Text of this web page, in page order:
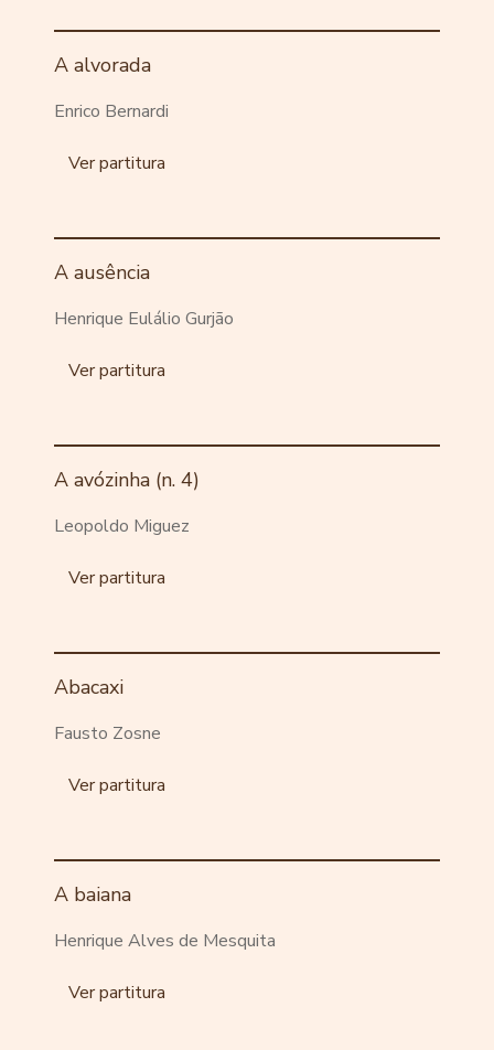
A alvorada
Enrico Bernardi
Ver partitura
A ausência
Henrique Eulálio Gurjão
Ver partitura
A avózinha (n. 4)
Leopoldo Miguez
Ver partitura
Abacaxi
Fausto Zosne
Ver partitura
A baiana
Henrique Alves de Mesquita
Ver partitura